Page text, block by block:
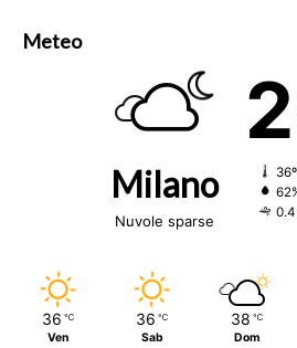
Meteo
Milano
Nuvole sparse
36 ℃
Ven
36 ℃
Sab
38 ℃
Dom